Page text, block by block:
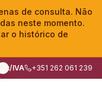
de consulta. Não
neste momento.
o histórico de
c/IVA +351 262 061 239